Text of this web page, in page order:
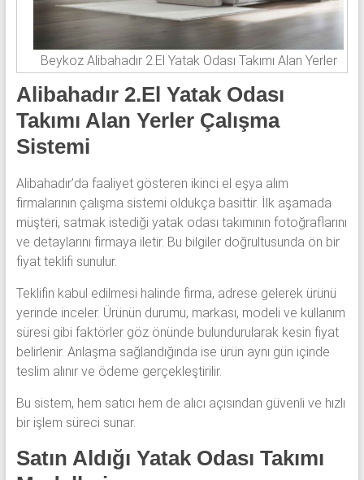
Beykoz Alibahadır 2.El Yatak Odası Takımı Alan Yerler
Alibahadır 2.El Yatak Odası
Takımı Alan Yerler Çalışma
Sistemi
Alibahadır’da faaliyet gösteren ikinci el eşya alım
firmalarının çalışma sistemi oldukça basittir. İlk aşamada
müşteri, satmak istediği yatak odası takımının fotoğraflarını
ve detaylarını firmaya iletir. Bu bilgiler doğrultusunda ön bir
fiyat teklifi sunulur.
Teklifin kabul edilmesi halinde firma, adrese gelerek ürünü
yerinde inceler. Ürünün durumu, markası, modeli ve kullanım
süresi gibi faktörler göz önünde bulundurularak kesin fiyat
belirlenir. Anlaşma sağlandığında ise ürün aynı gün içinde
teslim alınır ve ödeme gerçekleştirilir.
Bu sistem, hem satıcı hem de alıcı açısından güvenli ve hızlı
bir işlem süreci sunar.
Satın Aldığı Yatak Odası Takımı